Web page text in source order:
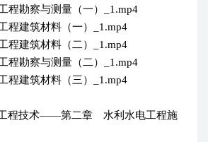
勘察与测量（一）_1.mp4
建筑材料（一）_1.mp4
建筑材料（二）_1.mp4
勘察与测量（二）_1.mp4
建筑材料（三）_1.mp4
程技术——第二章 水利水电工程施